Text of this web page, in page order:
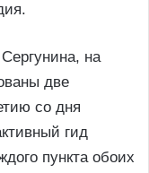
на
две
со дня
гид
пункта обоих